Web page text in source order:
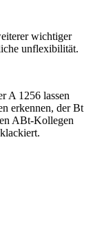
wichtiger
unflexibilität.
A 1256 lassen
erkennen, der Bt
ABt-Kollegen